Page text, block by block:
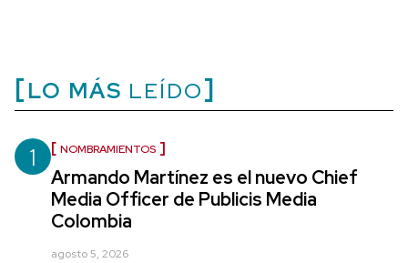
LO MÁS LEÍDO
1 NOMBRAMIENTOS
Armando Martínez es el nuevo Chief
Media Officer de Publicis Media
Colombia
agosto 5, 2026